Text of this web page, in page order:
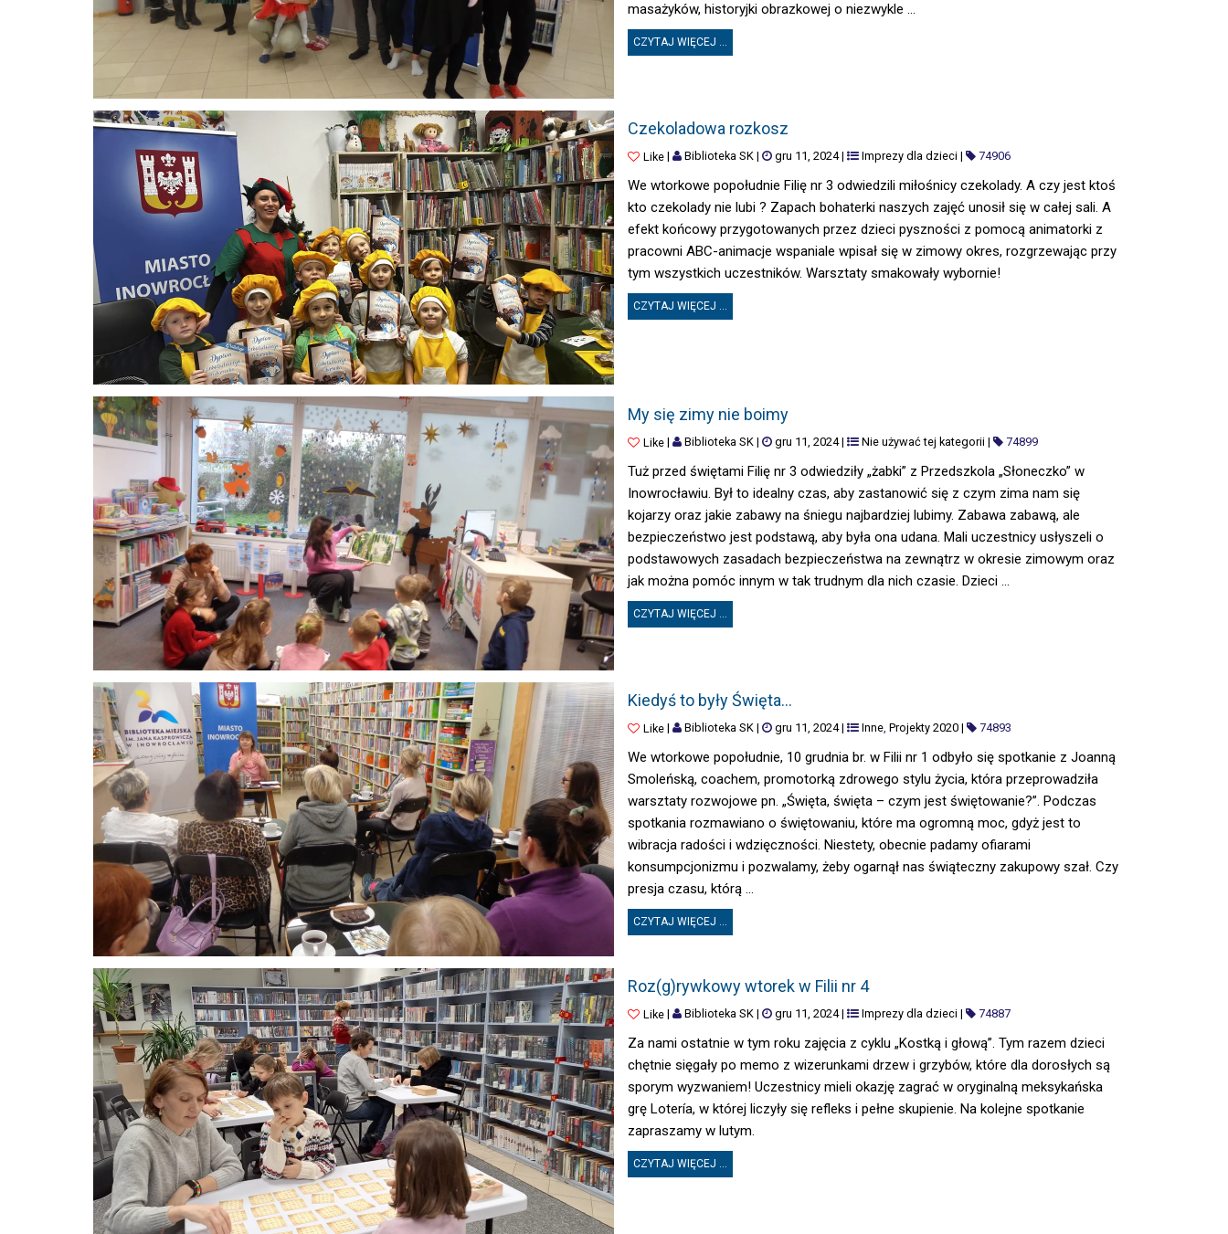
masażyków, historyjki obrazkowej o niezwykle ...
CZYTAJ WIĘCEJ ...
Czekoladowa rozkosz
Like| Biblioteka SK| gru 11, 2024| Imprezy dla dzieci| 74906
We wtorkowe popołudnie Filię nr 3 odwiedzili miłośnicy czekolady. A czy jest ktoś
kto czekolady nie lubi ? Zapach bohaterki naszych zajęć unosił się w całej sali. A
efekt końcowy przygotowanych przez dzieci pyszności z pomocą animatorki z
pracowni ABC-animacje wspaniale wpisał się w zimowy okres, rozgrzewając przy
tym wszystkich uczestników. Warsztaty smakowały wybornie!
CZYTAJ WIĘCEJ ...
My się zimy nie boimy
Like| Biblioteka SK| gru 11, 2024| Nie używać tej kategorii| 74899
Tuż przed świętami Filię nr 3 odwiedziły „żabki” z Przedszkola „Słoneczko” w
Inowrocławiu. Był to idealny czas, aby zastanowić się z czym zima nam się
kojarzy oraz jakie zabawy na śniegu najbardziej lubimy. Zabawa zabawą, ale
bezpieczeństwo jest podstawą, aby była ona udana. Mali uczestnicy usłyszeli o
podstawowych zasadach bezpieczeństwa na zewnątrz w okresie zimowym oraz
jak można pomóc innym w tak trudnym dla nich czasie. Dzieci ...
CZYTAJ WIĘCEJ ...
Kiedyś to były Święta…
Like| Biblioteka SK| gru 11, 2024| Inne, Projekty 2020| 74893
We wtorkowe popołudnie, 10 grudnia br. w Filii nr 1 odbyło się spotkanie z Joanną
Smoleńską, coachem, promotorką zdrowego stylu życia, która przeprowadziła
warsztaty rozwojowe pn. „Święta, święta – czym jest świętowanie?”. Podczas
spotkania rozmawiano o świętowaniu, które ma ogromną moc, gdyż jest to
wibracja radości i wdzięczności. Niestety, obecnie padamy ofiarami
konsumpcjonizmu i pozwalamy, żeby ogarnął nas świąteczny zakupowy szał. Czy
presja czasu, którą ...
CZYTAJ WIĘCEJ ...
Roz(g)rywkowy wtorek w Filii nr 4
Like| Biblioteka SK| gru 11, 2024| Imprezy dla dzieci| 74887
Za nami ostatnie w tym roku zajęcia z cyklu „Kostką i głową”. Tym razem dzieci
chętnie sięgały po memo z wizerunkami drzew i grzybów, które dla dorosłych są
sporym wyzwaniem! Uczestnicy mieli okazję zagrać w oryginalną meksykańska
grę Lotería, w której liczyły się refleks i pełne skupienie. Na kolejne spotkanie
zapraszamy w lutym.
CZYTAJ WIĘCEJ ...